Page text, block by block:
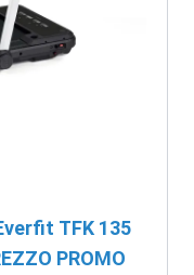
TFK 135
PROMO